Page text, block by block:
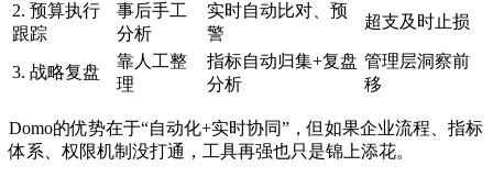
2. 预算执行
跟踪
事后手工
分析
实时自动比对、预
警
超支及时止损
3. 战略复盘
靠人工整
理
指标自动归集+复盘
分析
管理层洞察前
移
Domo的优势在于“自动化+实时协同”，但如果企业流程、指标
体系、权限机制没打通，工具再强也只是锦上添花。